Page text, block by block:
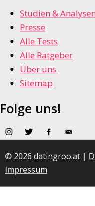
Studien & Analysen
Presse
Alle Tests
Alle Ratgeber
Über uns
Sitemap
Folge uns!
© 2026 datingroo.at |
Impressum